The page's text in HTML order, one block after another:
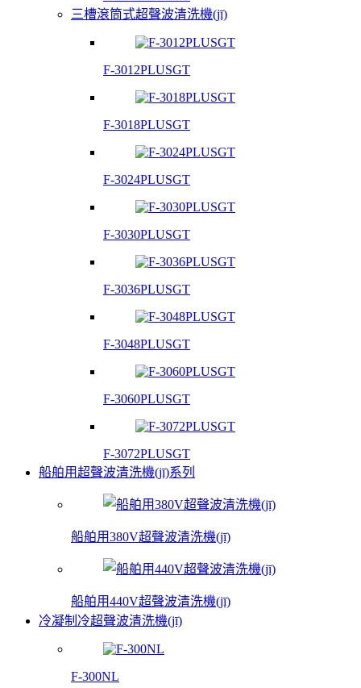
三槽滾筒式超聲波清洗機(jī)
F-3012PLUSGT
F-3018PLUSGT
F-3024PLUSGT
F-3030PLUSGT
F-3036PLUSGT
F-3048PLUSGT
F-3060PLUSGT
F-3072PLUSGT
船舶用超聲波清洗機(jī)系列
船舶用380V超聲波清洗機(jī)
船舶用440V超聲波清洗機(jī)
冷凝制冷超聲波清洗機(jī)
F-300NL